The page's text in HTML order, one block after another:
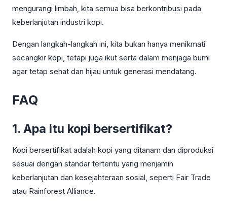
mengurangi limbah, kita semua bisa berkontribusi pada
keberlanjutan industri kopi.
Dengan langkah-langkah ini, kita bukan hanya menikmati
secangkir kopi, tetapi juga ikut serta dalam menjaga bumi
agar tetap sehat dan hijau untuk generasi mendatang.
FAQ
1. Apa itu kopi bersertifikat?
Kopi bersertifikat adalah kopi yang ditanam dan diproduksi
sesuai dengan standar tertentu yang menjamin
keberlanjutan dan kesejahteraan sosial, seperti Fair Trade
atau Rainforest Alliance.